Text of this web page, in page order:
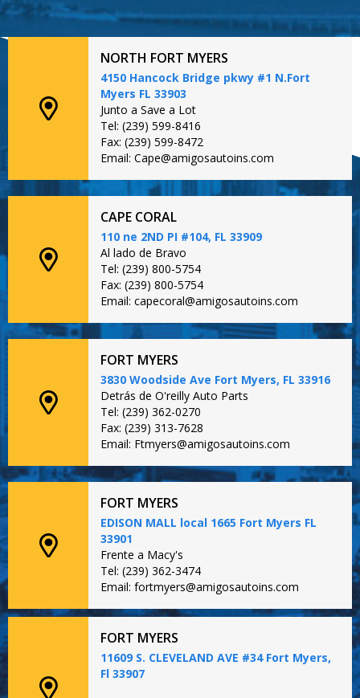
NORTH FORT MYERS
4150 Hancock Bridge pkwy #1 N.Fort
Myers FL 33903
Junto a Save a Lot
Tel: (239) 599-8416
Fax: (239) 599-8472
Email: Cape@amigosautoins.com
CAPE CORAL
110 ne 2ND PI #104, FL 33909
Al lado de Bravo
Tel: (239) 800-5754
Fax: (239) 800-5754
Email: capecoral@amigosautoins.com
FORT MYERS
3830 Woodside Ave Fort Myers, FL 33916
Detrás de O'reilly Auto Parts
Tel: (239) 362-0270
Fax: (239) 313-7628
Email: Ftmyers@amigosautoins.com
FORT MYERS
EDISON MALL local 1665 Fort Myers FL
33901
Frente a Macy's
Tel: (239) 362-3474
Email: fortmyers@amigosautoins.com
FORT MYERS
11609 S. CLEVELAND AVE #34 Fort Myers,
Fl 33907